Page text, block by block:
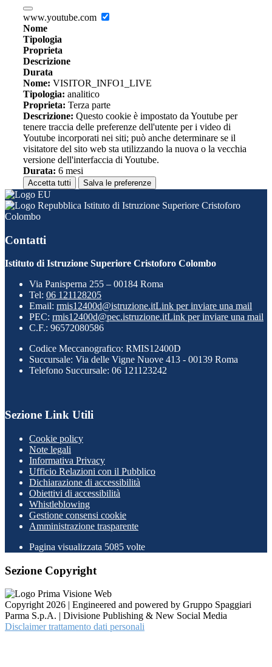
www.youtube.com
Nome
Tipologia
Proprieta
Descrizione
Durata
Nome: VISITOR_INFO1_LIVE
Tipologia: analitico
Proprieta: Terza parte
Descrizione: Questo cookie è impostato da Youtube per
tenere traccia delle preferenze dell'utente per i video di
Youtube incorporati nei siti; può anche determinare se il
visitatore del sito web sta utilizzando la nuova o la vecchia
versione dell'interfaccia di Youtube.
Durata: 6 mesi
Accetta tutti Salva le preferenze
Istituto di Istruzione Superiore Cristoforo
Colombo
Contatti
Istituto di Istruzione Superiore Cristoforo Colombo
Via Panisperna 255 – 00184 Roma
Tel: 06 121128205
Email: rmis12400d@istruzione.itLink per inviare una mail
PEC: rmis12400d@pec.istruzione.itLink per inviare una mail
C.F.: 96572080586
Codice Meccanografico: RMIS12400D
Succursale: Via delle Vigne Nuove 413 - 00139 Roma
Telefono Succursale: 06 121123242
Sezione Link Utili
Cookie policy
Note legali
Informativa Privacy
Ufficio Relazioni con il Pubblico
Dichiarazione di accessibilità
Obiettivi di accessibilità
Whistleblowing
Gestione consensi cookie
Amministrazione trasparente
Pagina visualizzata 5085 volte
Sezione Copyright
Copyright 2026 | Engineered and powered by Gruppo Spaggiari
Parma S.p.A. | Divisione Publishing & New Social Media
Disclaimer trattamento dati personali